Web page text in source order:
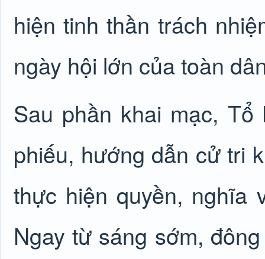
hiện tinh thần trách
ngày hội lớn của toàn
Sau phần khai mạc,
phiếu, hướng dẫn cử tri
thực hiện quyền, nghĩa
Ngay từ sáng sớm,